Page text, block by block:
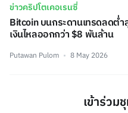
ข่าวคริปโตเคอเรนซี่
Bitcoin บนกระดานเทรดลดต่
เงินไหลออกกว่า $8 พันล้าน
Putawan Pulom 8 May 2026
เข้าร่วม